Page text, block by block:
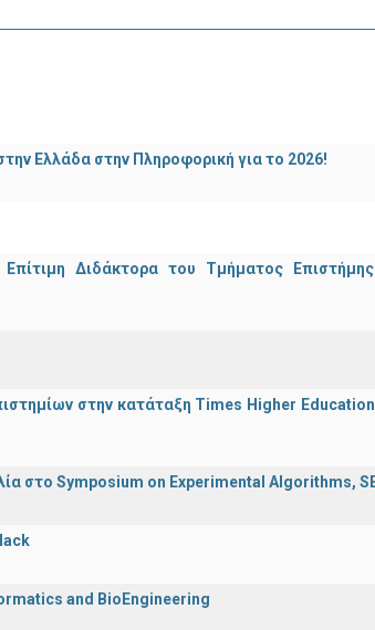
Ελλάδα στην Πληροφορική για το 2026!
Διδάκτορα του Τμήματος
στην κατάταξη Times Higher
στο Symposium on Experimental Algorithms,
and BioEngineering